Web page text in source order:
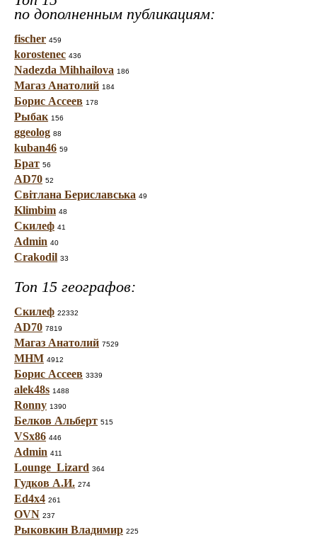
по дополненным публикациям:
fischer 459
korostenec 436
Nadezda Mihhailova 186
Магаз Анатолий 184
Борис Ассеев 178
Рыбак 156
ggeolog 88
kuban46 59
Брат 56
AD70 52
Світлана Бериславська 49
Klimbim 48
Скилеф 41
Admin 40
Crakodil 33
Топ 15 географов:
Скилеф 22332
AD70 7819
Магаз Анатолий 7529
МНМ 4912
Борис Ассеев 3339
alek48s 1488
Ronny 1390
Белков Альберт 515
VSx86 446
Admin 411
Lounge_Lizard 364
Гудков А.И. 274
Ed4x4 261
OVN 237
Рыковкин Владимир 225